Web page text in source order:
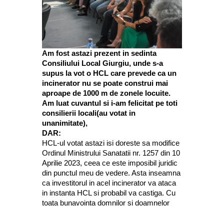
Am fost astazi prezent in sedinta
Consiliului Local Giurgiu, unde s-a
supus la vot o HCL care prevede ca un
incinerator nu se poate construi mai
aproape de 1000 m de zonele locuite.
Am luat cuvantul si i-am felicitat pe toti
consilierii locali(au votat in
unanimitate),
DAR:
HCL-ul votat astazi isi doreste sa modifice
Ordinul Ministrului Sanatatii nr. 1257 din 10
Aprilie 2023, ceea ce este imposibil juridic
din punctul meu de vedere. Asta inseamna
ca investitorul in acel incinerator va ataca
in instanta HCL si probabil va castiga. Cu
toata bunavointa domnilor si doamnelor